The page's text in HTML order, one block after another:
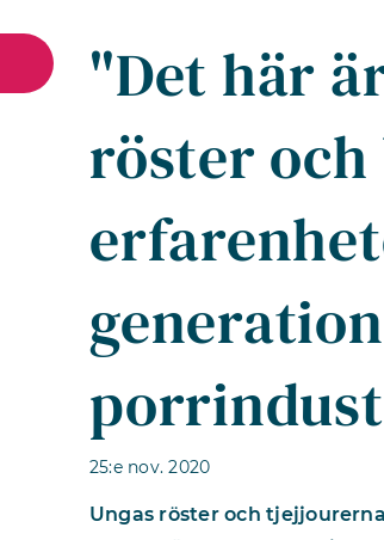
"Det här
röster
25:e nov. 2020
Ungas röster och